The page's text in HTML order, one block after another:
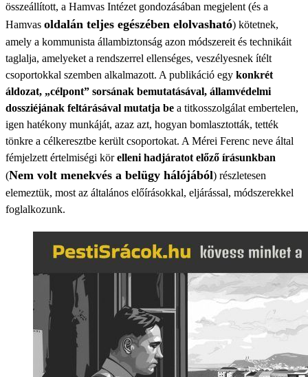
összeállított, a Hamvas Intézet gondozásában megjelent (és a
Hamvas oldalán teljes egészében elolvasható) kötetnek,
amely a kommunista állambiztonság azon módszereit és technikáit
taglalja, amelyeket a rendszerrel ellenséges, veszélyesnek ítélt
csoportokkal szemben alkalmazott. A publikáció egy konkrét
áldozat, „célpont” sorsának bemutatásával, államvédelmi
dossziéjának feltárásával mutatja be a titkosszolgálat embertelen,
igen hatékony munkáját, azaz azt, hogyan bomlasztották, tették
tönkre a célkeresztbe került csoportokat. A Mérei Ferenc neve által
fémjelzett értelmiségi körelleni hadjáratot előző írásunkban
(Nem volt menekvés a belügy hálójából) részletesen
elemeztük, most az általános előírásokkal, eljárással, módszerekkel
foglalkozunk.